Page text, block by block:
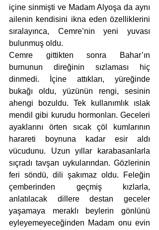
içine sinmişti ve Madam Alyoşa da aynı
ailenin kendisini ikna eden özelliklerini
sıralayınca, Cemre’nin yeni yuvası
bulunmuş oldu.
Cemre gittikten sonra Bahar’ın
burnunun direğinin sızlaması hiç
dinmedi. İçine attıkları, yüreğinde
bukağı oldu, yüzünün rengi, sesinin
ahengi bozuldu. Tek kullanımlık ıslak
mendil gibi kurudu hormonları. Geceleri
ayaklarını örten sıcak çöl kumlarının
harareti boynuna kadar esir aldı
vücudunu. Uzun yıllar karabasanlarla
sıçradı tavşan uykularından. Gözlerinin
feri söndü, dili şakımaz oldu. Feleğin
çemberinden geçmiş kızlarla,
anlatılacak dillere destan geceler
yaşamaya meraklı beylerin gönlünü
eyleyemeyeceğinden Madam onu evin